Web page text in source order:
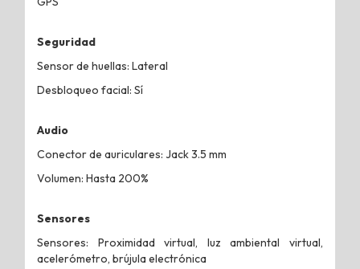
Seguridad
Sensor de huellas: Lateral
Desbloqueo facial: Sí
Audio
Conector de auriculares: Jack 3.5 mm
Volumen: Hasta 200%
Sensores
Sensores: Proximidad virtual, luz ambiental virtual,
acelerómetro, brújula electrónica